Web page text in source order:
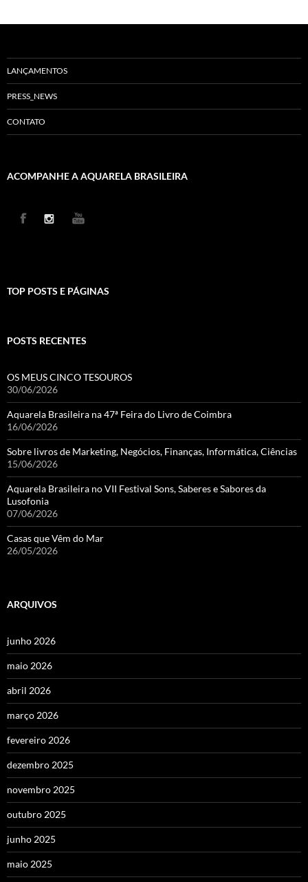
LANÇAMENTOS
PRESS_NEWS
CONTATO
ACOMPANHE A AQUARELA BRASILEIRA
TOP POSTS E PÁGINAS
POSTS RECENTES
OS MEUS CINCO TESOUROS
30/06/2026
Aquarela Brasileira na 47ª Feira do Livro de Coimbra
16/06/2026
Sobre livros de Marketing, Negócios, Finanças, Informática, Ciências
15/06/2026
Aquarela Brasileira no VII Festival Sons, Saberes e Sabores da
Lusofonia
07/06/2026
Casas que Vêm do Mar
26/05/2026
ARQUIVOS
junho 2026
maio 2026
abril 2026
março 2026
fevereiro 2026
dezembro 2025
novembro 2025
outubro 2025
junho 2025
maio 2025